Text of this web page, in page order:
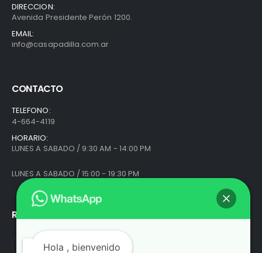
DIRECCION:
Avenida Presidente Perón 1200.
EMAIL:
info@casapadilla.com.ar
CONTACTO
TELEFONO:
4-664-4119
HORARIO:
LUNES A SABADO / 9:30 AM - 14:00 PM
LUNES A SABADO / 15:00 - 19:30 PM
REDES SOCIALES
Hola , bienvenido